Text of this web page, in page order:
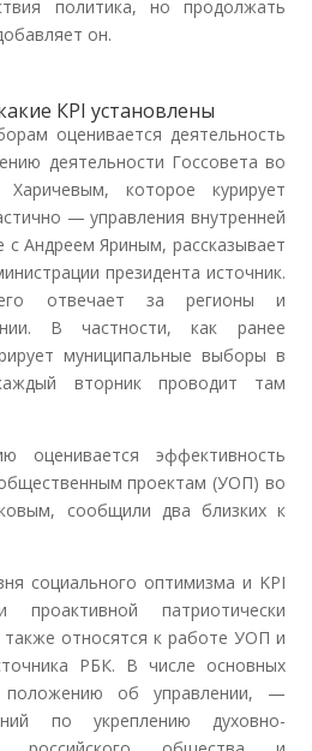
политика, но продолжать
он.
КPI установлены
оценивается деятельность
деятельности Госсовета во
которое курирует
— управления внутренней
с Андреем Яриным, рассказывает
президента источник.
отвечает за регионы и
В частности, как ранее
муниципальные выборы в
вторник проводит там
оценивается эффективность
проектам (УОП) во
сообщили два близких к
социального оптимизма и KPI
патриотически
относятся к работе УОП и
РБК. В числе основных
об управлении, —
по укреплению духовно-